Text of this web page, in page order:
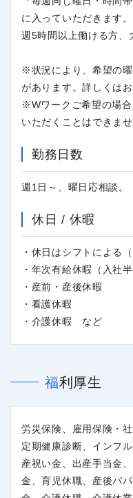
に入っていただきます。
週5時間以上働ける方、
※状況により、希望の
があります。詳しくは
※Wワークご希望の場
いただくことはできませ
勤務日数
週1日～、曜日応相談。
休日 / 休暇
・休日はシフトによる（
・年次有給休暇（入社
・産前・産後休暇
・看護休暇
・介護休暇 など
福利厚生
労災保険、雇用保険・
定期健康診断、インフ
産祝い金、出産手当金
金、育児休職、産後パ